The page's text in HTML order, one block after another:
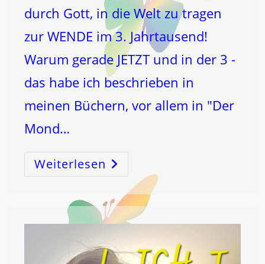
durch Gott, in die Welt zu tragen
zur WENDE im 3. Jahrtausend!
Warum gerade JETZT und in der 3 -
das habe ich beschrieben in
meinen Büchern, vor allem in "Der
Mond…
Weiterlesen Der
SCHÖPFUNGSCODE
Als
BeSTIMMung!